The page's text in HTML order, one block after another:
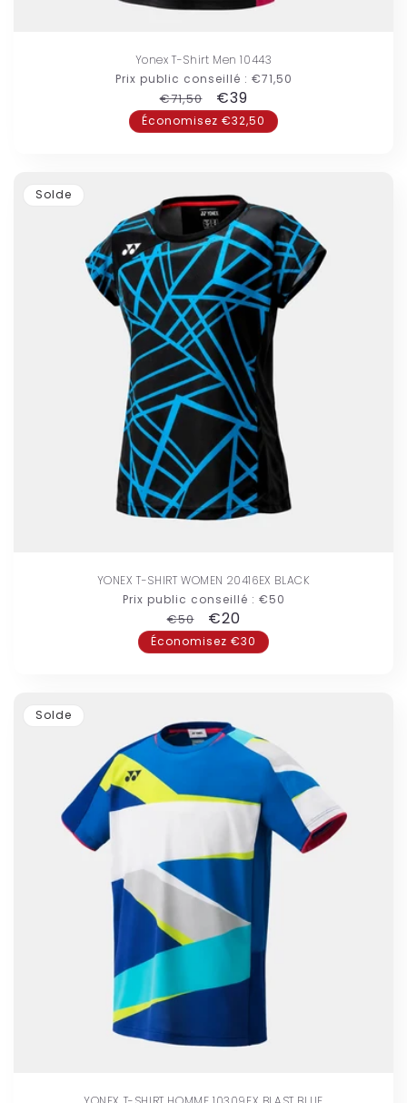
Yonex T-Shirt Men 10443
Prix public conseillé : €71,50
Prix
habituel
€71,50
Prix
promotionnel
€39
Économisez €32,50
Solde
YONEX T-SHIRT WOMEN 20416EX BLACK
Prix public conseillé : €50
Prix
habituel
€50
Prix
promotionnel
€20
Économisez €30
Solde